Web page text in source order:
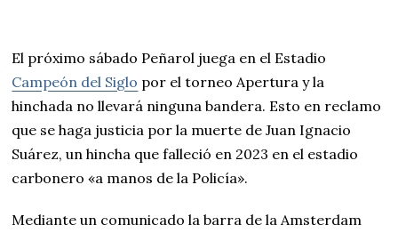
El próximo sábado Peñarol juega en el Estadio
Campeón del Siglo por el torneo Apertura y la
hinchada no llevará ninguna bandera. Esto en reclamo
que se haga justicia por la muerte de Juan Ignacio
Suárez, un hincha que falleció en 2023 en el estadio
carbonero «a manos de la Policía».
Mediante un comunicado la barra de la Amsterdam